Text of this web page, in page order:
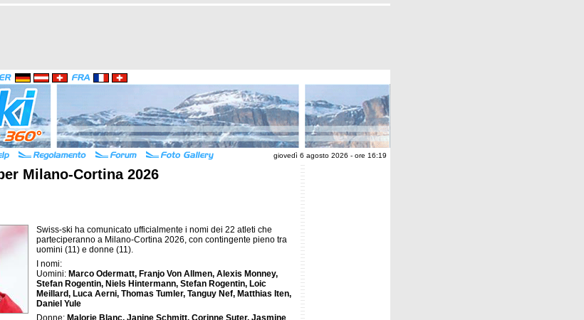
giovedì 6 agosto 2026 - ore 16:19
Milano-Cortina 2026
Swiss-ski ha comunicato ufficialmente i nomi dei 22 atleti che
parteciperanno a Milano-Cortina 2026, con contingente pieno tra
uomini (11) e donne (11).
I nomi:
Uomini: Marco Odermatt, Franjo Von Allmen, Alexis Monney,
Stefan Rogentin, Niels Hintermann, Stefan Rogentin, Loic
Meillard, Luca Aerni, Thomas Tumler, Tanguy Nef, Matthias Iten,
Daniel Yule
Donne: Malorie Blanc, Janine Schmitt, Corinne Suter, Jasmine